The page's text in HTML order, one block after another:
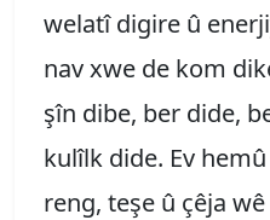
welatî digire û
nav xwe de kom
şîn dibe, ber dide,
kulîlk dide. Ev
reng, teşe û çêja